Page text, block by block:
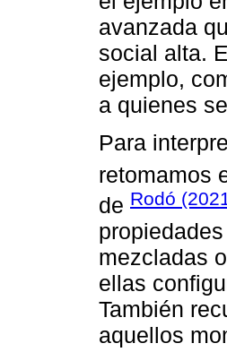
avanzada
social alta.
ejemplo,
a quienes
Para
retomamos
de Rodó
mezcladas
ellas
También
aquellos